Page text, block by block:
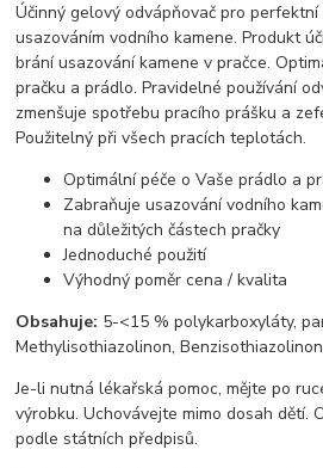
Účinný gelový odvápňovač pro
usazováním vodního kamene. Produkt
brání usazování kamene v pračce.
pračku a prádlo. Pravidelné používání
zmenšuje spotřebu pracího prášku a
Použitelný při všech pracích teplotách.
Optimální péče o Vaše prádlo a
Zabraňuje usazování vodního
na důležitých částech pračky
Jednoduché použití
Výhodný poměr cena / kvalita
Obsahuje: 5-<15 % polykarboxyláty,
Methylisothiazolinon,
Je-li nutná lékařská pomoc, mějte po
výrobku. Uchovávejte mimo dosah dětí.
podle státních předpisů.